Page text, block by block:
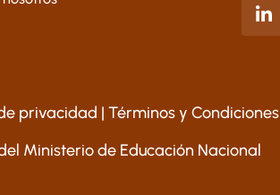
privacidad | Términos y Condiciones
Ministerio de Educación Nacional